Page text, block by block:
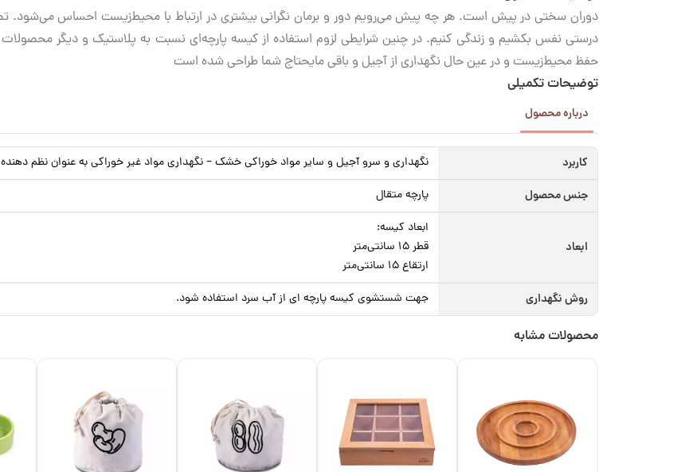
دوران سختی در پیش است. هر چه پیش می‌رویم دور و برمان نگرانی بیشتری در ارتباط با محیط‌زیست احساس می‌شود.
درستی نفس بکشیم و زندگی کنیم. در چنین شرایطی لزوم استفاده از کیسه پارچه‌ای نسبت به پلاستیک و دیگر
حفظ محیط‌زیست و در عین حال نگهداری از آجیل و باقی مایحتاج شما طراحی شده است
توضیحات تکمیلی
درباره محصول
کاربرد نگهداری و سرو آجیل و سایر مواد خوراکی خشک – نگهداری مواد غیر خوراکی به عنوان نظم دهنده
جنس محصول پارچه متقال
ابعاد
ابعاد کیسه:
قطر 15 سانتی‌متر
ارتقاع 15 سانتی‌متر
روش نگهداری جهت شستشوی کیسه پارچه ای از آب سرد استفاده شود.
محصولات مشابه